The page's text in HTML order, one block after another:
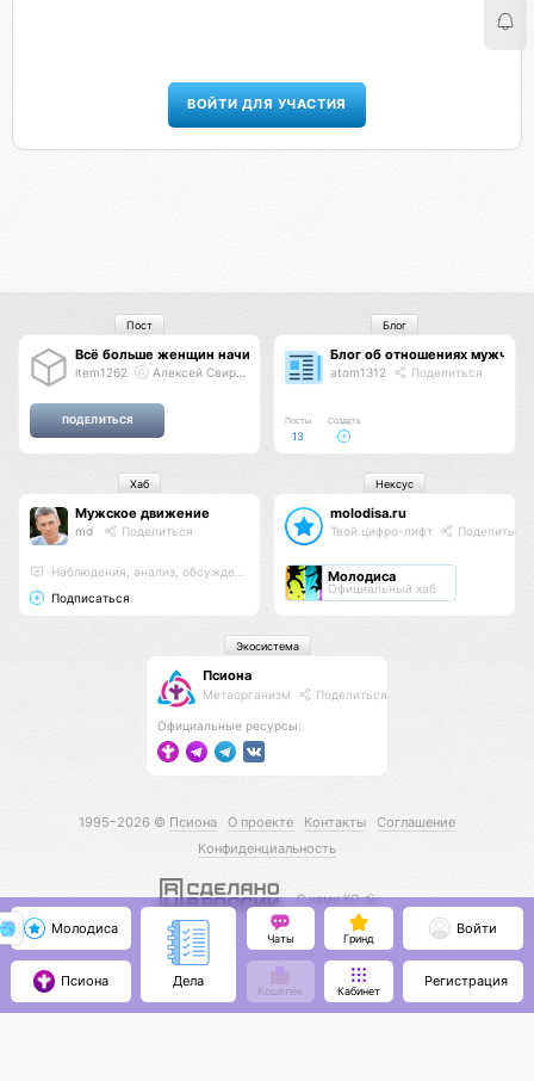
ВОЙТИ ДЛЯ УЧАСТИЯ
Всё больше женщин начинают понимать
item1262 Алексей Свиридов
Пост
Блог об отношениях мужчин
atom1312 Поделиться
Посты
13
Создать
Блог
Мужское движение
md Поделиться
Наблюдения, анализ, обсуждения
Подписаться
Хаб
molodisa.ru
Твой цифро-лифт Поделиться
Молодиса
Официальный хаб
Нексус
Псиона
Метаорганизм Поделиться
Официальные ресурсы:
Экосистема
1995–2026 © Псиона О проекте Контакты
Соглашение
Конфиденциальность
С нами КО 🕉️
Молодиса
Псиона Дела
Чаты Гринд
Кошелёк Кабинет
Войти
Регистрация